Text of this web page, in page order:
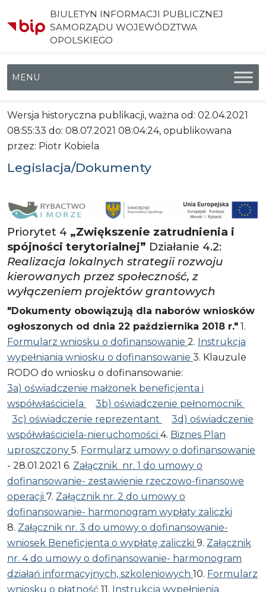
BIULETYN INFORMACJI PUBLICZNEJ
SAMORZĄDU WOJEWÓDZTWA
OPOLSKIEGO
Menu główne
Wersja historyczna publikacji, ważna od: 02.04.2021
08:55:33 do: 08.07.2021 08:04:24, opublikowana
przez: Piotr Kobiela
Legislacja/Dokumenty
Priorytet 4 „Zwiększenie zatrudnienia i
spójności terytorialnej” Działanie 4.2:
Realizacja lokalnych strategii rozwoju
kierowanych przez społeczność, z
wyłączeniem projektów grantowych
"Dokumenty obowiązują dla naborów wniosków
ogłoszonych od dnia 22 października 2018 r." 1.
Formularz wniosku o dofinansowanie 2. Instrukcja
wypełniania wniosku o dofinansowanie 3. Klauzule
RODO do wniosku o dofinansowanie:
3a) oświadczenie małżonek beneficjenta i
współwłaściciela
3b) oświadczenie pełnomocnik
3c) oświadczenie reprezentant
3d) oświadczenie
współwłaściciela-nieruchomości 4. Biznes Plan
uproszczony 5. Formularz umowy o dofinansowanie
- 28.01.2021 6. Załącznik nr. 1 do umowy o
dofinansowanie- zestawienie rzeczowo-finansowe
operacji 7. Załącznik nr. 2 do umowy o
dofinansowanie- harmonogram wypłaty zaliczki
8. Załącznik nr. 3 do umowy o dofinansowanie-
wniosek Beneficjenta o wypłatę zaliczki 9. Załącznik
nr. 4 do umowy o dofinansowanie- harmonogram
działań informacyjnych, szkoleniowych 10. Formularz
wniosku o płatność 11. Instrukcja wypełnienia